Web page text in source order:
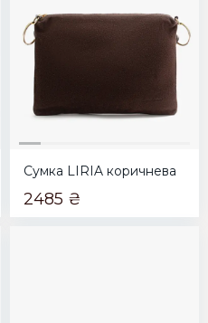
Сумка LIRIA коричнева
2485 ₴